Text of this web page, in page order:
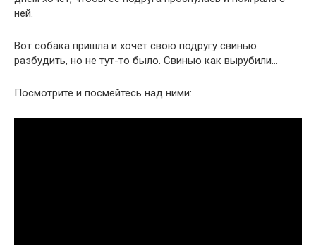
ней.
Вот собака пришла и хочет свою подругу свинью
разбудить, но не тут-то было. Свинью как вырубили…
Посмотрите и посмейтесь над ними: